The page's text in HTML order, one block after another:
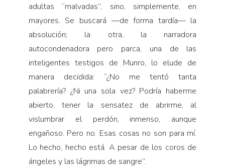
adultas “malvadas”, sino, simplemente, en
mayores. Se buscará —de forma tardía— la
absolución; la otra, la narradora
autocondenadora pero parca, una de las
inteligentes testigos de Munro, lo elude de
manera decidida: “¿No me tentó tanta
palabrería? ¿Ni una sola vez? Podría haberme
abierto, tener la sensatez de abrirme, al
vislumbrar el perdón, inmenso, aunque
engañoso. Pero no. Esas cosas no son para mí.
Lo hecho, hecho está. A pesar de los coros de
ángeles y las lágrimas de sangre”.